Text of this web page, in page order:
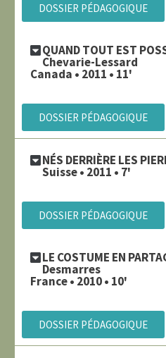
DOSSIER PÉDAGOGIQUE
QUAND TOUT EST
Chevarie-Lessard
Canada • 2011 • 11'
DOSSIER PÉDAGOGIQUE
NÉS DERRIÈRE LES
Suisse • 2011 • 7'
DOSSIER PÉDAGOGIQUE
LE COSTUME EN
Desmarres
France • 2010 • 10'
DOSSIER PÉDAGOGIQUE